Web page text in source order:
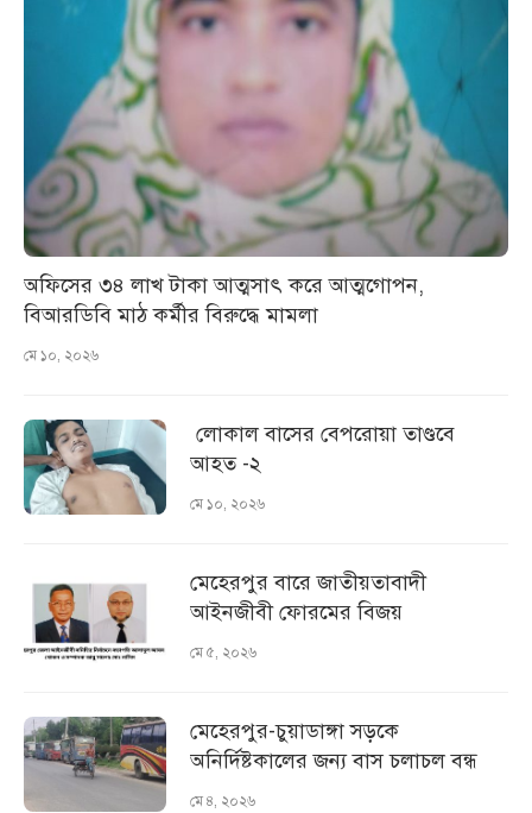
অফিসের ৩৪ লাখ টাকা আত্মসাৎ করে আত্মগোপন,
বিআরডিবি মাঠ কর্মীর বিরুদ্ধে মামলা
মে ১০, ২০২৬
লোকাল বাসের বেপরোয়া তাণ্ডবে
আহত -২
মে ১০, ২০২৬
মেহেরপুর বারে জাতীয়তাবাদী
আইনজীবী ফোরমের বিজয়
মে ৫, ২০২৬
মেহেরপুর-চুয়াডাঙ্গা সড়কে
অনির্দিষ্টকালের জন্য বাস চলাচল বন্ধ
মে ৪, ২০২৬